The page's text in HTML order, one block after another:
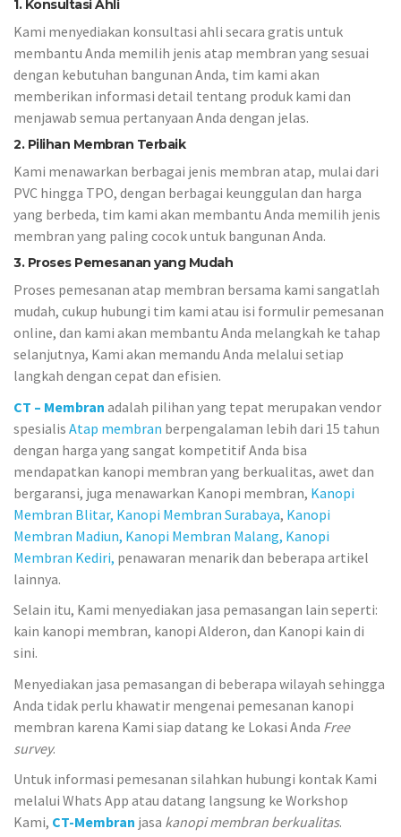
1. Konsultasi Ahli
Kami menyediakan konsultasi ahli secara gratis untuk
membantu Anda memilih jenis atap membran yang sesuai
dengan kebutuhan bangunan Anda, tim kami akan
memberikan informasi detail tentang produk kami dan
menjawab semua pertanyaan Anda dengan jelas.
2. Pilihan Membran Terbaik
Kami menawarkan berbagai jenis membran atap, mulai dari
PVC hingga TPO, dengan berbagai keunggulan dan harga
yang berbeda, tim kami akan membantu Anda memilih jenis
membran yang paling cocok untuk bangunan Anda.
3. Proses Pemesanan yang Mudah
Proses pemesanan atap membran bersama kami sangatlah
mudah, cukup hubungi tim kami atau isi formulir pemesanan
online, dan kami akan membantu Anda melangkah ke tahap
selanjutnya, Kami akan memandu Anda melalui setiap
langkah dengan cepat dan efisien.
CT – Membran adalah pilihan yang tepat merupakan vendor
spesialis Atap membran berpengalaman lebih dari 15 tahun
dengan harga yang sangat kompetitif Anda bisa
mendapatkan kanopi membran yang berkualitas, awet dan
bergaransi, juga menawarkan Kanopi membran, Kanopi
Membran Blitar, Kanopi Membran Surabaya, Kanopi
Membran Madiun, Kanopi Membran Malang, Kanopi
Membran Kediri, penawaran menarik dan beberapa artikel
lainnya.
Selain itu, Kami menyediakan jasa pemasangan lain seperti:
kain kanopi membran, kanopi Alderon, dan Kanopi kain di
sini.
Menyediakan jasa pemasangan di beberapa wilayah sehingga
Anda tidak perlu khawatir mengenai pemesanan kanopi
membran karena Kami siap datang ke Lokasi Anda Free
survey.
Untuk informasi pemesanan silahkan hubungi kontak Kami
melalui Whats App atau datang langsung ke Workshop
Kami, CT-Membran jasa kanopi membran berkualitas.